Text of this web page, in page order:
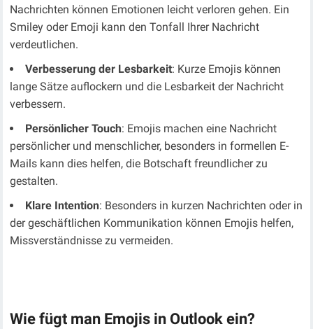
Nachrichten können Emotionen leicht verloren gehen. Ein
Smiley oder Emoji kann den Tonfall Ihrer Nachricht
verdeutlichen.
Verbesserung der Lesbarkeit: Kurze Emojis können
lange Sätze auflockern und die Lesbarkeit der Nachricht
verbessern.
Persönlicher Touch: Emojis machen eine Nachricht
persönlicher und menschlicher, besonders in formellen E-
Mails kann dies helfen, die Botschaft freundlicher zu
gestalten.
Klare Intention: Besonders in kurzen Nachrichten oder in
der geschäftlichen Kommunikation können Emojis helfen,
Missverständnisse zu vermeiden.
Wie fügt man Emojis in Outlook ein?